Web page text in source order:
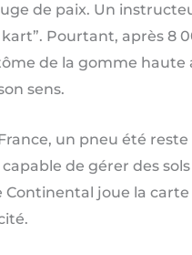
de paix. Un
Pourtant, après 8
de la gomme haute
sens.
un pneu été
de gérer des
joue la carte